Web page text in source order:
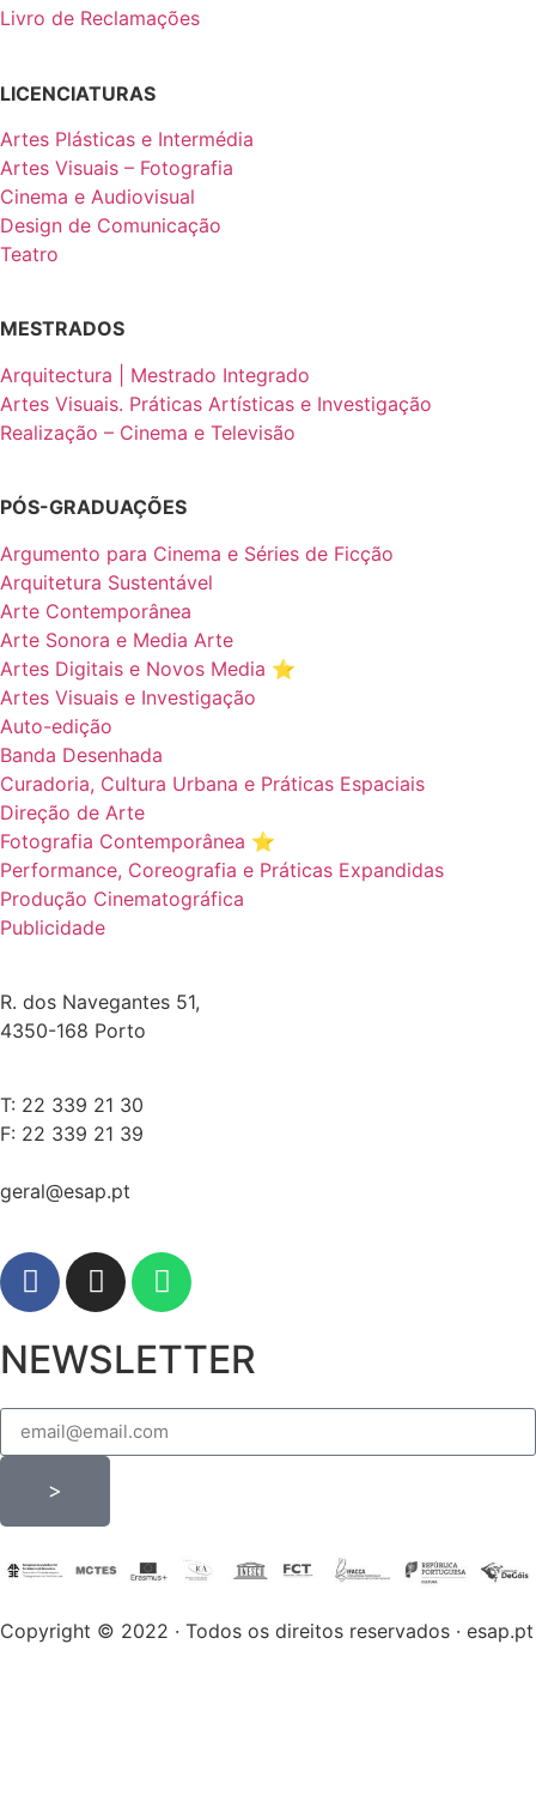
Livro de Reclamações
LICENCIATURAS
Artes Plásticas e Intermédia
Artes Visuais – Fotografia
Cinema e Audiovisual
Design de Comunicação
Teatro
MESTRADOS
Arquitectura | Mestrado Integrado
Artes Visuais. Práticas Artísticas e Investigação
Realização – Cinema e Televisão
PÓS-GRADUAÇÕES
Argumento para Cinema e Séries de Ficção
Arquitetura Sustentável
Arte Contemporânea
Arte Sonora e Media Arte
Artes Digitais e Novos Media ⭐️
Artes Visuais e Investigação
Auto-edição
Banda Desenhada
Curadoria, Cultura Urbana e Práticas Espaciais
Direção de Arte
Fotografia Contemporânea ⭐️
Performance, Coreografia e Práticas Expandidas
Produção Cinematográfica
Publicidade
R. dos Navegantes 51,
4350-168 Porto
T: 22 339 21 30
F: 22 339 21 39
geral@esap.pt
NEWSLETTER
>
Copyright © 2022 · Todos os direitos reservados · esap.pt